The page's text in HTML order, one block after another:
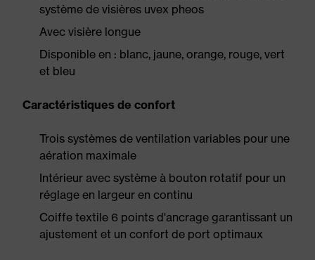
système de visières uvex pheos
Avec visière longue
Disponible en : blanc, jaune, orange, rouge, vert
et bleu
Caractéristiques de confort
Trois systèmes de ventilation variables pour une
aération maximale
Intérieur avec système à bouton rotatif pour un
réglage en largeur en continu
Coiffe textile 6 points d'ancrage garantissant un
ajustement et un confort de port optimaux